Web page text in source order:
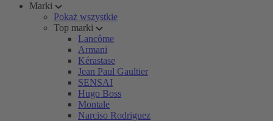
Marki
Pokaż wszystkie
Top marki
Lancôme
Armani
Kérastase
Jean Paul Gaultier
SENSAI
Hugo Boss
Montale
Narciso Rodriguez